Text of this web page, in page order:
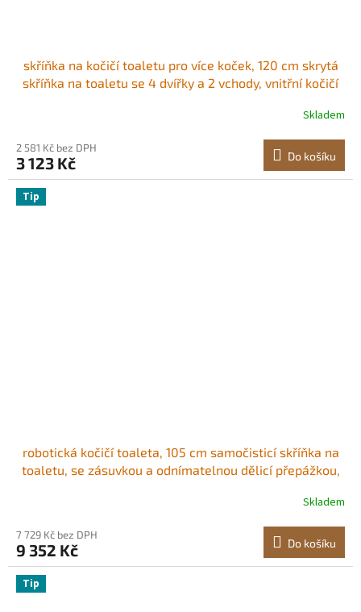
skříňka na kočičí toaletu pro více koček, 120 cm skrytá
skříňka na toaletu se 4 dvířky a 2 vchody, vnitřní kočičí
Skladem
2 581 Kč bez DPH
3 123 Kč Do košíku
Tip
robotická kočičí toaleta, 105 cm samočisticí skříňka na
toaletu, se zásuvkou a odnímatelnou dělicí přepážkou,
Skladem
7 729 Kč bez DPH
9 352 Kč Do košíku
Tip